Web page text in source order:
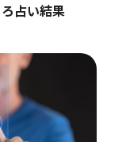
占い結果